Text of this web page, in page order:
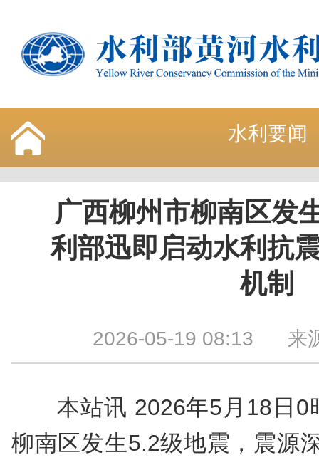
水利要闻
广西柳州市柳南区发
利部迅即启动水利抗
机制
2026-05-19 08:13 来
本站讯 2026年5月18日0
柳南区发生5.2级地震，震源